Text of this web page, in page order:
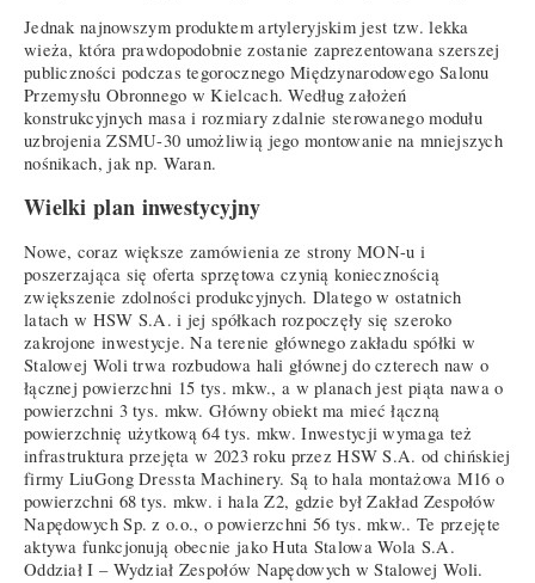
Jednak najnowszym produktem artyleryjskim jest tzw. lekka
wieża, która prawdopodobnie zostanie zaprezentowana szerszej
publiczności podczas tegorocznego Międzynarodowego Salonu
Przemysłu Obronnego w Kielcach. Według założeń
konstrukcyjnych masa i rozmiary zdalnie sterowanego modułu
uzbrojenia ZSMU-30 umożliwią jego montowanie na mniejszych
nośnikach, jak np. Waran.
Wielki plan inwestycyjny
Nowe, coraz większe zamówienia ze strony MON-u i
poszerzająca się oferta sprzętowa czynią koniecznością
zwiększenie zdolności produkcyjnych. Dlatego w ostatnich
latach w HSW S.A. i jej spółkach rozpoczęły się szeroko
zakrojone inwestycje. Na terenie głównego zakładu spółki w
Stalowej Woli trwa rozbudowa hali głównej do czterech naw o
łącznej powierzchni 15 tys. mkw., a w planach jest piąta nawa o
powierzchni 3 tys. mkw. Główny obiekt ma mieć łączną
powierzchnię użytkową 64 tys. mkw. Inwestycji wymaga też
infrastruktura przejęta w 2023 roku przez HSW S.A. od chińskiej
firmy LiuGong Dressta Machinery. Są to hala montażowa M16 o
powierzchni 68 tys. mkw. i hala Z2, gdzie był Zakład Zespołów
Napędowych Sp. z o.o., o powierzchni 56 tys. mkw.. Te przejęte
aktywa funkcjonują obecnie jako Huta Stalowa Wola S.A.
Oddział I – Wydział Zespołów Napędowych w Stalowej Woli.